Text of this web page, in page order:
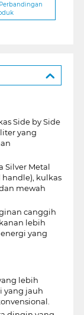
Side by Side
yang
Silver Metal
kulkas
mewah
canggih
lebih
yang
lebih
yang jauh